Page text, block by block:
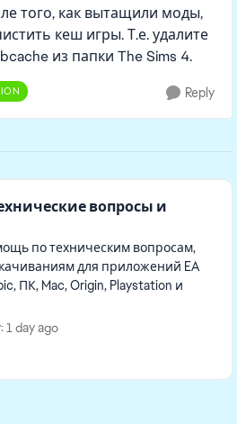
того, как вытащили моды,
кеш игры. Т.е. удалите
из папки The Sims 4.
Reply
вопросы и
по техническим вопросам,
для приложений EA
ПК, Mac, Origin, Playstation и
day ago